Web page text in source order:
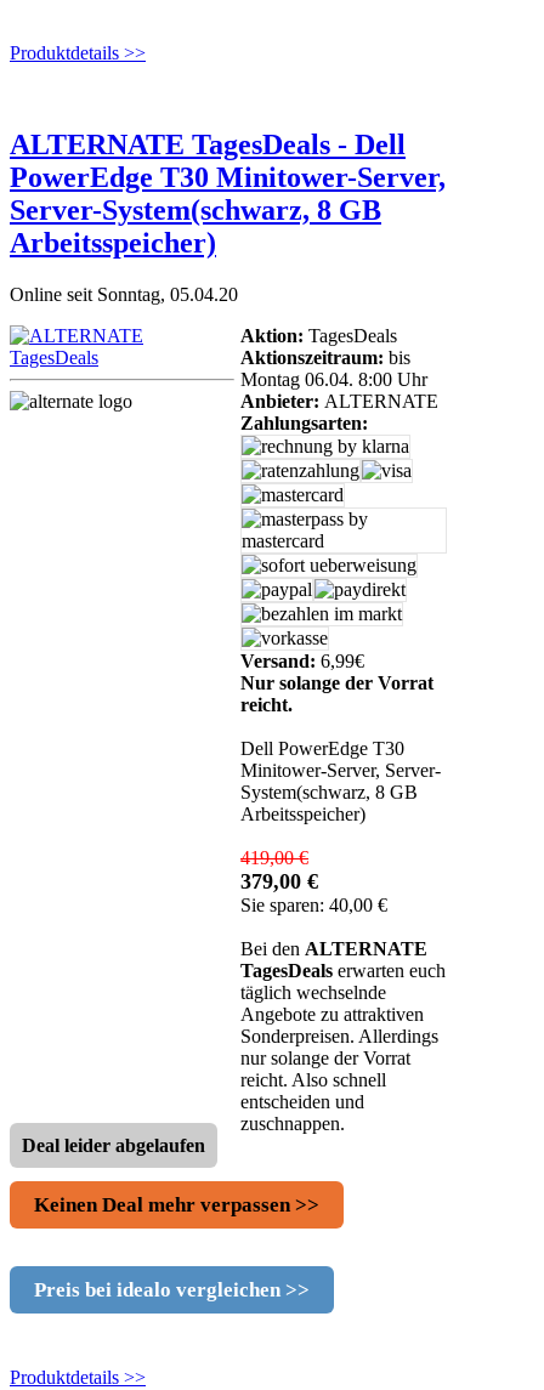
Produktdetails >>
ALTERNATE TagesDeals - Dell
PowerEdge T30 Minitower-Server,
Server-System(schwarz, 8 GB
Arbeitsspeicher)
Online seit Sonntag, 05.04.20
Aktion: TagesDeals
Aktionszeitraum: bis
Montag 06.04. 8:00 Uhr
Anbieter: ALTERNATE
Zahlungsarten:
Versand: 6,99€
Nur solange der Vorrat
reicht.
Dell PowerEdge T30
Minitower-Server, Server-
System(schwarz, 8 GB
Arbeitsspeicher)
419,00 €
379,00 €
Sie sparen: 40,00 €
Bei den ALTERNATE
TagesDeals erwarten euch
täglich wechselnde
Angebote zu attraktiven
Sonderpreisen. Allerdings
nur solange der Vorrat
reicht. Also schnell
entscheiden und
zuschnappen.
Deal leider abgelaufen
Keinen Deal mehr verpassen >>
Preis bei idealo vergleichen >>
Produktdetails >>